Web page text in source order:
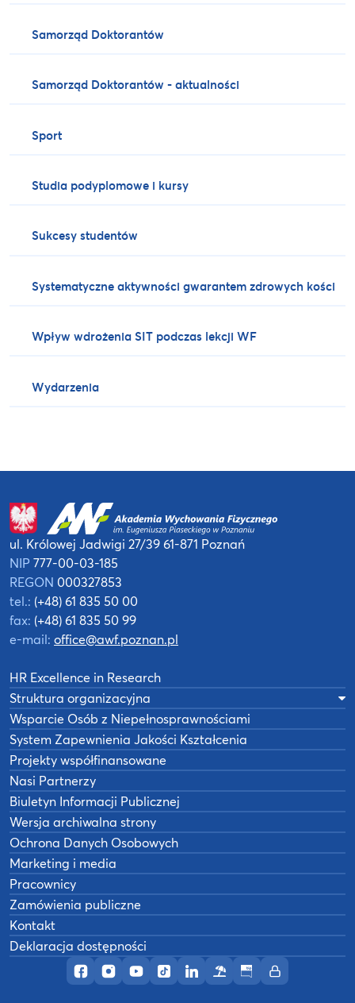
Samorząd Doktorantów
Samorząd Doktorantów - aktualności
Sport
Studia podyplomowe i kursy
Sukcesy studentów
Systematyczne aktywności gwarantem zdrowych kości
Wpływ wdrożenia SIT podczas lekcji WF
Wydarzenia
Profil AWF Poznań w serwisie Facebook
Profil AWF Poznań w serwisie Instagram
Profil AWF Poznań w serwisie YouTube
Profil AWF Poznań w serwisie
Profil AWF Poznań w
OśrodekBiuletynIntranet
ul. Królowej Jadwigi 27/3961-871 Poznań
NIP 777-00-03-185
REGON 000327853
tel.: (+48) 61 835 50 00
fax: (+48) 61 835 50 99
e-mail: office@awf.poznan.pl
HR Excellence in Research
Struktura organizacyjna
Wsparcie Osób z Niepełnosprawnościami
System Zapewnienia Jakości Kształcenia
Projekty współfinansowane
Nasi Partnerzy
Biuletyn Informacji Publicznej
Wersja archiwalna strony
Ochrona Danych Osobowych
Marketing i media
Pracownicy
Zamówienia publiczne
Kontakt
Deklaracja dostępności